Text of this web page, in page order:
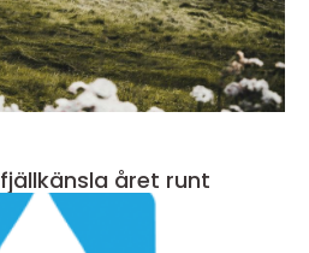
Boende grövelsjön fjällkänsla året runt